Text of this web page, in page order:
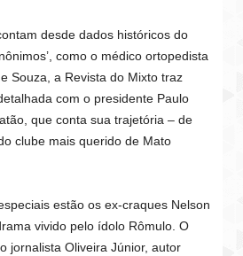
desde dados históricos do
como o médico ortopedista
Souza, a Revista do Mixto traz
com o presidente Paulo
que conta sua trajetória – de
clube mais querido de Mato
estão os ex-craques Nelson
vivido pelo ídolo Rômulo. O
jornalista Oliveira Júnior, autor